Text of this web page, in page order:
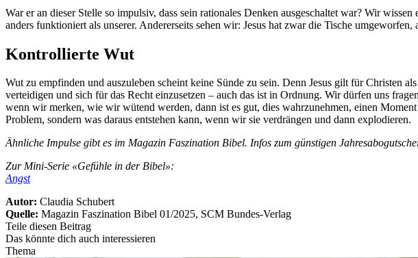
War er an dieser Stelle so impulsiv, dass sein rationales Denken ausgeschaltet war? Wir
anders funktioniert als unserer. Andererseits sehen wir: Jesus hat zwar die Tische umgeworfen,
Kontrollierte Wut
Wut zu empfinden und auszuleben scheint keine Sünde zu sein. Denn Jesus gilt für Christen
verteidigen und sich für das Recht einzusetzen – auch das ist in Ordnung. Wir dürfen uns
wenn wir merken, wie wir wütend werden, dann ist es gut, dies wahrzunehmen, einen
Problem, sondern was daraus entstehen kann, wenn wir sie verdrängen und dann explodieren.
Ähnliche Impulse gibt es im Magazin Faszination Bibel. Infos zum günstigen
Zur Mini-Serie «Gefühle in der Bibel»:
Angst
Autor: Claudia Schubert
Quelle: Magazin Faszination Bibel 01/2025, SCM Bundes-Verlag
Teile diesen Beitrag
Das könnte dich auch interessieren
Thema